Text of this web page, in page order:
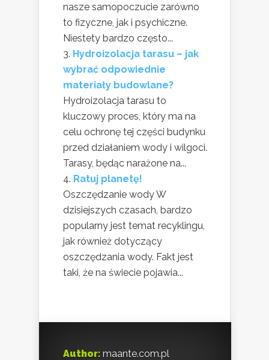
nasze samopoczucie zarówno
to fizyczne, jak i psychiczne.
Niestety bardzo często...
Hydroizolacja tarasu – jak
wybrać odpowiednie
materiały budowlane?
Hydroizolacja tarasu to
kluczowy proces, który ma na
celu ochronę tej części budynku
przed działaniem wody i wilgoci.
Tarasy, będąc narażone na...
Ratuj planetę!
Oszczędzanie wody W
dzisiejszych czasach, bardzo
popularny jest temat recyklingu,
jak również dotyczący
oszczędzania wody. Fakt jest
taki, że na świecie pojawia...
Author: maante.com.pl